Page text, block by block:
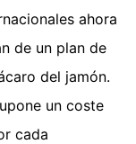
ahora
de un plan de
del jamón.
un coste
cada